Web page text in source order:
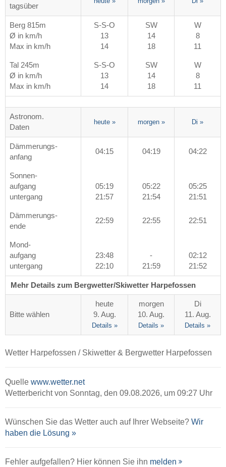
tagsüber
Berg 815m
Ø in km/h
Max in km/h
S-S-O
13
14
SW
14
18
W
8
11
Tal 245m
Ø in km/h
Max in km/h
S-S-O
13
14
SW
14
18
W
8
11
Astronom.
Daten
heute » morgen » Di »
Dämmerungs-
anfang
04:15 04:19 04:22
Sonnen-
aufgang
untergang
05:19
21:57
05:22
21:54
05:25
21:51
Dämmerungs-
ende
22:59 22:55 22:51
Mond-
aufgang
untergang
23:48
22:10
-
21:59
02:12
21:52
Mehr Details zum Bergwetter/Skiwetter Harpefossen
Bitte wählen
heute
9. Aug.
Details »
morgen
10. Aug.
Details »
Di
11. Aug.
Details »
Wetter Harpefossen / Skiwetter & Bergwetter Harpefossen
Quelle www.wetter.net
Wetterbericht von Sonntag, den 09.08.2026, um 09:27 Uhr
Wünschen Sie das Wetter auch auf Ihrer Webseite? Wir
haben die Lösung »
Fehler aufgefallen? Hier können Sie ihn melden